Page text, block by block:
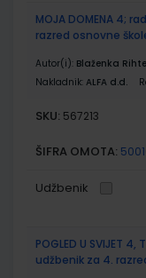
MOJA DOMENA 4;
razred osnovne
Autor(i): Blaženka
Nakladnik: ALFA d.d.
SKU: 567213
ŠIFRA OMOTA:
Udžbenik
POGLED U SVIJET 4,
udžbenik za 4.